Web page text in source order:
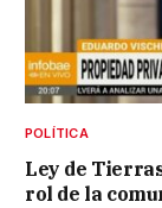
POLÍTICA
Ley de
rol de la